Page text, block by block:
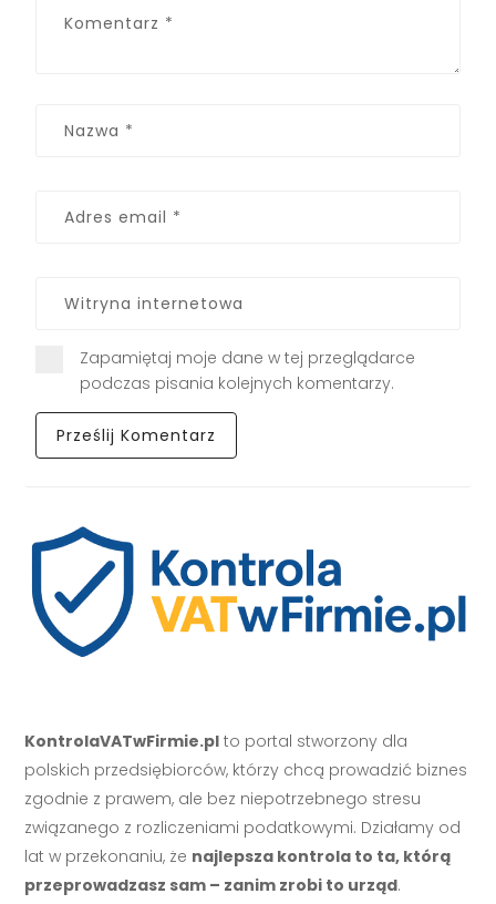
Zapamiętaj moje dane w tej przeglądarce
podczas pisania kolejnych komentarzy.
KontrolaVATwFirmie.pl to portal stworzony dla
polskich przedsiębiorców, którzy chcą prowadzić biznes
zgodnie z prawem, ale bez niepotrzebnego stresu
związanego z rozliczeniami podatkowymi. Działamy od
lat w przekonaniu, że najlepsza kontrola to ta, którą
przeprowadzasz sam – zanim zrobi to urząd.